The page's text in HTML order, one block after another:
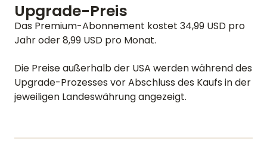
STARTSEITE
BEWERTUNGEN
FUNKTIONEN
Upgrade-Preis
Das Premium-Abonnement kostet 34,99 USD pro
Jahr oder 8,99 USD pro Monat.
Die Preise außerhalb der USA werden während des
Upgrade-Prozesses vor Abschluss des Kaufs in der
jeweiligen Landeswährung angezeigt.